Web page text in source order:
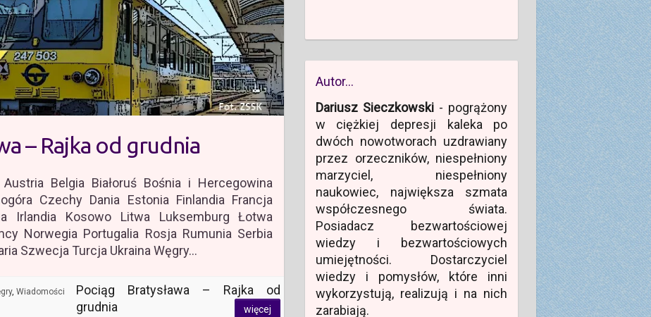
– Rajka od grudnia
Belgia Białoruś Bośnia i Hercegowina
Czechy Dania Estonia Finlandia Francja
Irlandia Kosowo Litwa Luksemburg Łotwa
Norwegia Portugalia Rosja Rumunia Serbia
Szwecja Turcja Ukraina Węgry…
, Wiadomości
Pociąg Bratysława – Rajka od
grudnia
więcej
Autor…
Dariusz Sieczkowski - pogrążony
w ciężkiej depresji kaleka po
dwóch nowotworach uzdrawiany
przez orzeczników, niespełniony
marzyciel, niespełniony
naukowiec, największa szmata
współczesnego świata.
Posiadacz bezwartościowej
wiedzy i bezwartościowych
umiejętności. Dostarczyciel
wiedzy i pomysłów, które inni
wykorzystują, realizują i na nich
zarabiają.